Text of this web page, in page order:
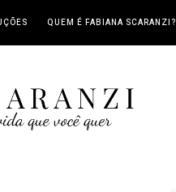
QUEM É FABIANA SCARANZI?